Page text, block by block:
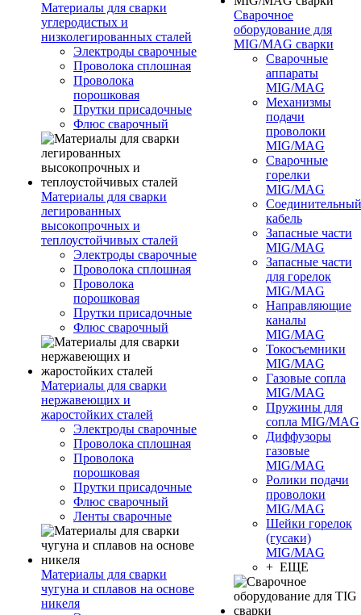
Материалы для сварки
углеродистых и
низколегированных сталей
Электроды сварочные
Проволока сплошная
Проволока
порошковая
Прутки присадочные
Флюс сварочный
Материалы для сварки
легированных
высокопрочных и
теплоустойчивых сталей
Электроды сварочные
Проволока сплошная
Проволока
порошковая
Прутки присадочные
Флюс сварочный
Материалы для сварки
нержавеющих и
жаростойких сталей
Электроды сварочные
Проволока сплошная
Проволока
порошковая
Прутки присадочные
Флюс сварочный
Ленты сварочные
Материалы для сварки
чугуна и сплавов на основе
никеля
Сварочное
оборудование для
MIG/MAG сварки
Сварочные
аппараты
MIG/MAG
Механизмы
подачи
проволоки
MIG/MAG
Сварочные
горелки
MIG/MAG
Соединительный
кабель
Запасные части
MIG/MAG
Запасные части
для горелок
MIG/MAG
Направляющие
каналы
MIG/MAG
Токосъемники
MIG/MAG
Газовые сопла
MIG/MAG
Пружины для
сопла MIG/MAG
Диффузоры
газовые
MIG/MAG
Ролики подачи
проволоки
MIG/MAG
Шейки горелок
(гусаки)
MIG/MAG
+ ЕЩЕ